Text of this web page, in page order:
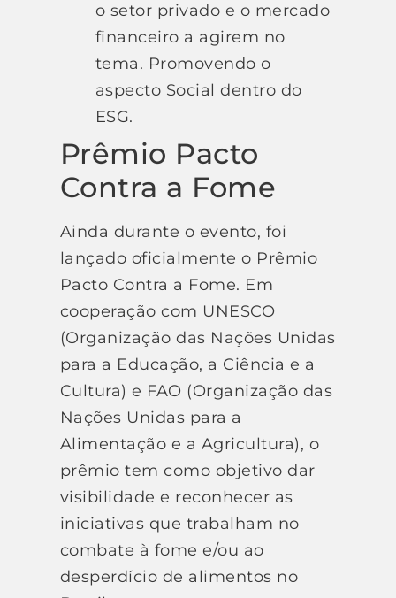
o setor privado e o mercado
financeiro a agirem no
tema. Promovendo o
aspecto Social dentro do
ESG.
Prêmio Pacto
Contra a Fome
Ainda durante o evento, foi
lançado oficialmente o Prêmio
Pacto Contra a Fome. Em
cooperação com UNESCO
(Organização das Nações Unidas
para a Educação, a Ciência e a
Cultura) e FAO (Organização das
Nações Unidas para a
Alimentação e a Agricultura), o
prêmio tem como objetivo dar
visibilidade e reconhecer as
iniciativas que trabalham no
combate à fome e/ou ao
desperdício de alimentos no